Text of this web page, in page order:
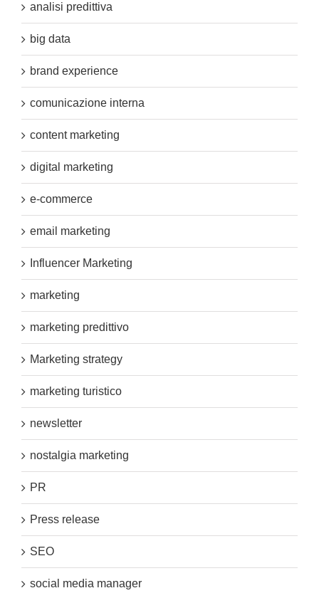
analisi predittiva
big data
brand experience
comunicazione interna
content marketing
digital marketing
e-commerce
email marketing
Influencer Marketing
marketing
marketing predittivo
Marketing strategy
marketing turistico
newsletter
nostalgia marketing
PR
Press release
SEO
social media manager